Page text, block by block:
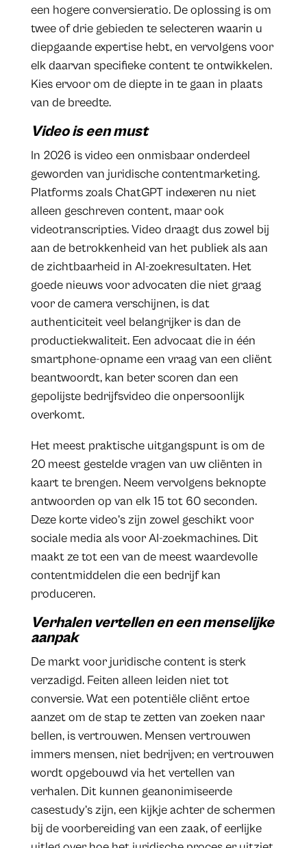
een hogere conversieratio. De oplossing is om
twee of drie gebieden te selecteren waarin u
diepgaande expertise hebt, en vervolgens voor
elk daarvan specifieke content te ontwikkelen.
Kies ervoor om de diepte in te gaan in plaats
van de breedte.
Video is een must
In 2026 is video een onmisbaar onderdeel
geworden van juridische contentmarketing.
Platforms zoals ChatGPT indexeren nu niet
alleen geschreven content, maar ook
videotranscripties. Video draagt dus zowel bij
aan de betrokkenheid van het publiek als aan
de zichtbaarheid in AI-zoekresultaten. Het
goede nieuws voor advocaten die niet graag
voor de camera verschijnen, is dat
authenticiteit veel belangrijker is dan de
productiekwaliteit. Een advocaat die in één
smartphone-opname een vraag van een cliënt
beantwoordt, kan beter scoren dan een
gepolijste bedrijfsvideo die onpersoonlijk
overkomt.
Het meest praktische uitgangspunt is om de
20 meest gestelde vragen van uw cliënten in
kaart te brengen. Neem vervolgens beknopte
antwoorden op van elk 15 tot 60 seconden.
Deze korte video’s zijn zowel geschikt voor
sociale media als voor AI-zoekmachines. Dit
maakt ze tot een van de meest waardevolle
contentmiddelen die een bedrijf kan
produceren.
Verhalen vertellen en een menselijke
aanpak
De markt voor juridische content is sterk
verzadigd. Feiten alleen leiden niet tot
conversie. Wat een potentiële cliënt ertoe
aanzet om de stap te zetten van zoeken naar
bellen, is vertrouwen. Mensen vertrouwen
immers mensen, niet bedrijven; en vertrouwen
wordt opgebouwd via het vertellen van
verhalen. Dit kunnen geanonimiseerde
casestudy’s zijn, een kijkje achter de schermen
bij de voorbereiding van een zaak, of eerlijke